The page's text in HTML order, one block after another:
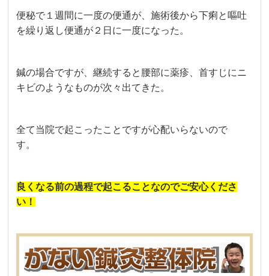
便秘で１週間に一度の便通が、施術後から下痢と嘔吐
を繰り返し便通が２日に一度になった。
鍼の場合ですが、継続すると腰部に薬疹、首すじにニ
キビのようなものが次々出てきた。
全て当院で起こったことですが心配いらないので
す。
良くなる前の過程で起こることなのでご安心くださ
い！